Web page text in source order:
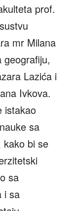
prof.
mr Milana
Lazića i
Ivkova.
istakao
sa
kako bi se
sa
i sa